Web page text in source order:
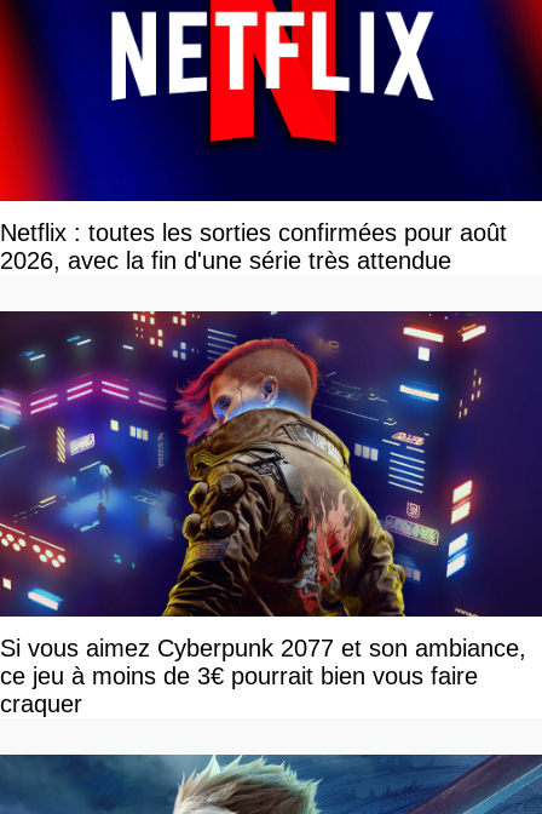
Netflix : toutes les sorties confirmées pour août
2026, avec la fin d'une série très attendue
Si vous aimez Cyberpunk 2077 et son ambiance,
ce jeu à moins de 3€ pourrait bien vous faire
craquer